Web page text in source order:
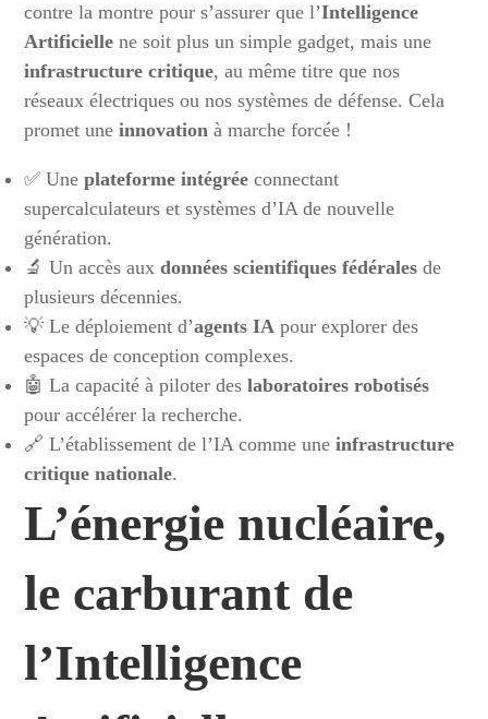
contre la montre pour s’assurer que l’Intelligence
Artificielle ne soit plus un simple gadget, mais une
infrastructure critique, au même titre que nos
réseaux électriques ou nos systèmes de défense. Cela
promet uneinnovation à marche forcée !
✅ Uneplateforme intégrée connectant
supercalculateurs et systèmes d’IA de nouvelle
génération.
🔬 Un accès auxdonnées scientifiques fédérales de
plusieurs décennies.
💡 Le déploiement d’agents IA pour explorer des
espaces de conception complexes.
🤖 La capacité à piloter deslaboratoires robotisés
pour accélérer la recherche.
🔗 L’établissement de l’IA comme uneinfrastructure
critique nationale.
L’énergie nucléaire,
le carburant de
l’Intelligence